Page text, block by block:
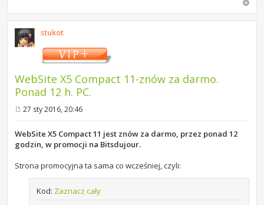
stukot
WebSite X5 Compact 11-znów za darmo.
Ponad 12 h. PC.
o
s
27 sty 2016, 20:46
WebSite X5 Compact 11 jest znów za darmo, przez ponad 12
godzin, w promocji na Bitsdujour.
Strona promocyjna ta sama co wcześniej, czyli:
Kod: Zaznacz cały